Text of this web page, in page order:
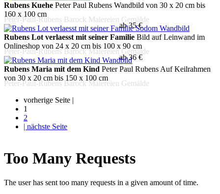
Rubens Kuehe Peter Paul Rubens Wandbild von 30 x 20 cm bis
160 x 100 cm
Peter-Paul-Rubens Barock Malereien Gemälde
Rubens Lot verlaesst mit seiner Familie Bild auf Leinwand im
Onlineshop von 24 x 20 cm bis 100 x 90 cm
ab 35 €
Peter-Paul-Rubens Barock Malereien Gemälde
Rubens Maria mit dem Kind Peter Paul Rubens Auf Keilrahmen
von 30 x 20 cm bis 150 x 100 cm
ab 36 €
Peter-Paul-Rubens Barock Malereien Gemälde
vorherige Seite |
1
2
| nächste Seite